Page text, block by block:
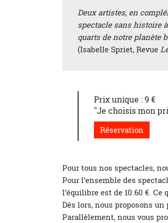
Deux artistes, en
spectacle sans histoire
quarts de notre planète
(Isabelle Spriet, Revue
Prix unique : 9 €
"Je choisis mon
Réservation
Pour tous nos spectacles,
Pour l’ensemble des
l’équilibre est de 10.60 €.
Dès lors, nous proposons un
Parallèlement, nous vous